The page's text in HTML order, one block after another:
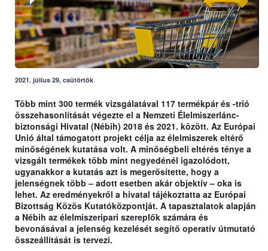
2021. július 29, csütörtök
Több mint 300 termék vizsgálatával 117 termékpár és -trió
összehasonlítását végezte el a Nemzeti Élelmiszerlánc-
biztonsági Hivatal (Nébih) 2018 és 2021. között. Az Európai
Unió által támogatott projekt célja az élelmiszerek eltérő
minőségének kutatása volt. A minőségbeli eltérés ténye a
vizsgált termékek több mint negyedénél igazolódott,
ugyanakkor a kutatás azt is megerősítette, hogy a
jelenségnek több – adott esetben akár objektív – oka is
lehet. Az eredményekről a hivatal tájékoztatta az Európai
Bizottság Közös Kutatóközpontját. A tapasztalatok alapján
a Nébih az élelmiszeripari szereplők számára és
bevonásával a jelenség kezelését segítő operatív útmutató
összeállítását is tervezi.